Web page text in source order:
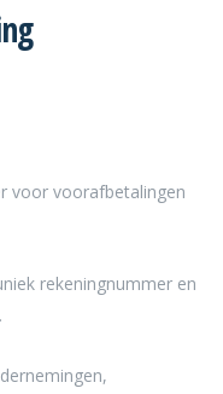
voor voorafbetalingen
rekeningnummer en